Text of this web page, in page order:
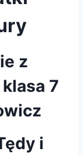
z
7
i